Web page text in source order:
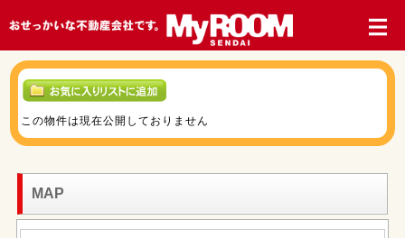
この物件は現在公開しておりません
MAP